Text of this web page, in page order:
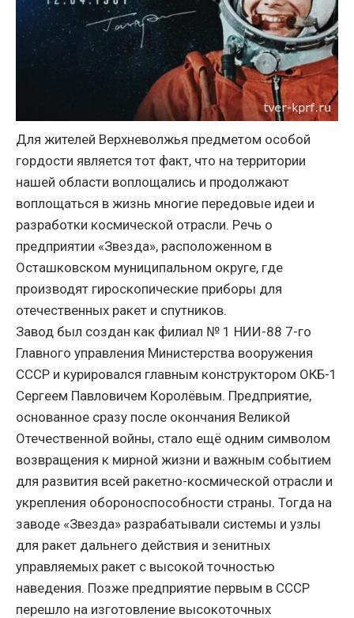
Для жителей Верхневолжья предметом особой
гордости является тот факт, что на территории
нашей области воплощались и продолжают
воплощаться в жизнь многие передовые идеи и
разработки космической отрасли. Речь о
предприятии «Звезда», расположенном в
Осташковском муниципальном округе, где
производят гироскопические приборы для
отечественных ракет и спутников.
Завод был создан как филиал № 1 НИИ-88 7-го
Главного управления Министерства вооружения
СССР и курировался главным конструктором ОКБ-1
Сергеем Павловичем Королёвым. Предприятие,
основанное сразу после окончания Великой
Отечественной войны, стало ещё одним символом
возвращения к мирной жизни и важным событием
для развития всей ракетно-космической отрасли и
укрепления обороноспособности страны. Тогда на
заводе «Звезда» разрабатывали системы и узлы
для ракет дальнего действия и зенитных
управляемых ракет с высокой точностью
наведения. Позже предприятие первым в СССР
перешло на изготовление высокоточных